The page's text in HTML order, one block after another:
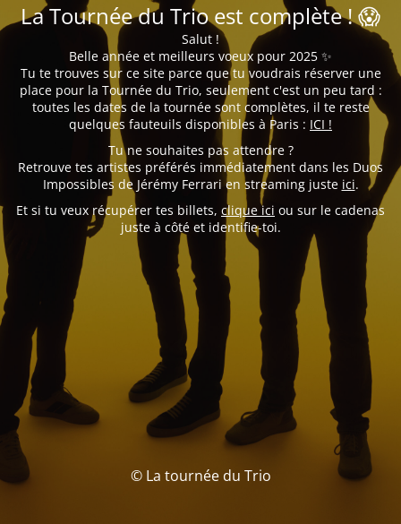
La Tournée du Trio est complète ! 😱
Salut !
Belle année et meilleurs voeux pour 2025 ✨
Tu te trouves sur ce site parce que tu voudrais réserver une
place pour la Tournée du Trio, seulement c'est un peu tard :
toutes les dates de la tournée sont complètes, il te reste
quelques fauteuils disponibles à Paris : ICI !
Tu ne souhaites pas attendre ?
Retrouve tes artistes préférés immédiatement dans les Duos
Impossibles de Jérémy Ferrari en streaming juste ici.
Et si tu veux récupérer tes billets, clique ici ou sur le cadenas
juste à côté et identifie-toi.
© La tournée du Trio